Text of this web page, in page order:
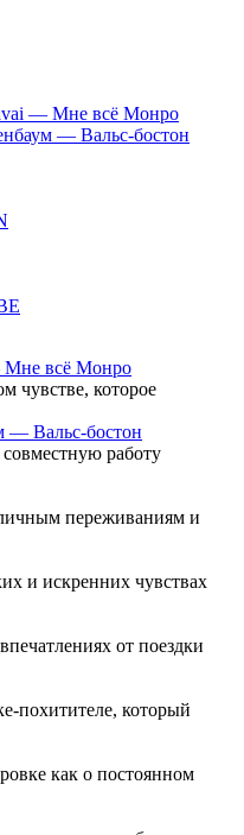
— Мне всё Монро
— Вальс-бостон
всё Монро
чувстве, которое
— Вальс-бостон
работу
переживаниям и
и искренних чувствах
от поездки
похитителе, который
как о постоянном